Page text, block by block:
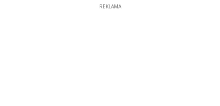
REKLAMA